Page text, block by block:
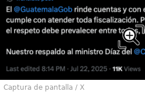
Captura de pantalla / X